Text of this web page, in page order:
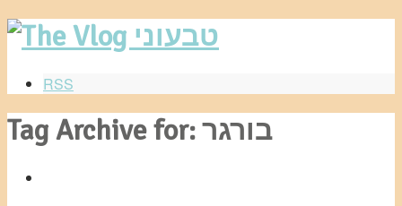
RSS
Tag Archive for: בורגר